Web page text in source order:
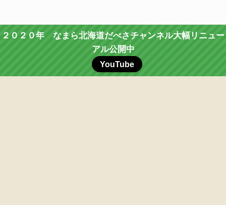
２０２０年 なまら北海道だべさチャンネル大幅リニュー
アル公開中
YouTube